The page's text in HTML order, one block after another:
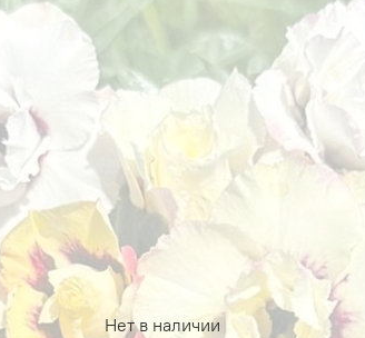
Нет в наличии